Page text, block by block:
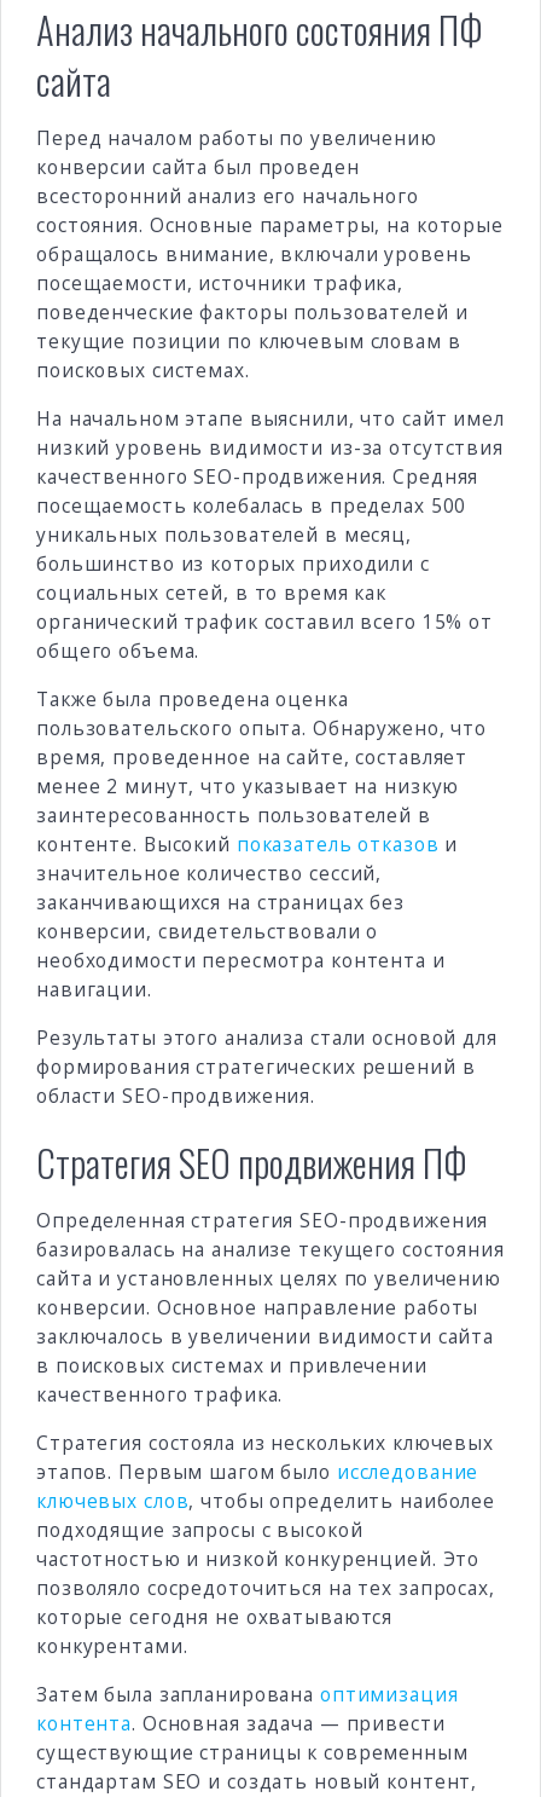
Анализ начального состояния ПФ
сайта
Перед началом работы по увеличению
конверсии сайта был проведен
всесторонний анализ его начального
состояния. Основные параметры, на которые
обращалось внимание, включали уровень
посещаемости, источники трафика,
поведенческие факторы пользователей и
текущие позиции по ключевым словам в
поисковых системах.
На начальном этапе выяснили, что сайт имел
низкий уровень видимости из-за отсутствия
качественного SEO-продвижения. Средняя
посещаемость колебалась в пределах 500
уникальных пользователей в месяц,
большинство из которых приходили с
социальных сетей, в то время как
органический трафик составил всего 15% от
общего объема.
Также была проведена оценка
пользовательского опыта. Обнаружено, что
время, проведенное на сайте, составляет
менее 2 минут, что указывает на низкую
заинтересованность пользователей в
контенте. Высокий показатель отказов и
значительное количество сессий,
заканчивающихся на страницах без
конверсии, свидетельствовали о
необходимости пересмотра контента и
навигации.
Результаты этого анализа стали основой для
формирования стратегических решений в
области SEO-продвижения.
Стратегия SEO продвижения ПФ
Определенная стратегия SEO-продвижения
базировалась на анализе текущего состояния
сайта и установленных целях по увеличению
конверсии. Основное направление работы
заключалось в увеличении видимости сайта
в поисковых системах и привлечении
качественного трафика.
Стратегия состояла из нескольких ключевых
этапов. Первым шагом было исследование
ключевых слов, чтобы определить наиболее
подходящие запросы с высокой
частотностью и низкой конкуренцией. Это
позволяло сосредоточиться на тех запросах,
которые сегодня не охватываются
конкурентами.
Затем была запланирована оптимизация
контента. Основная задача — привести
существующие страницы к современным
стандартам SEO и создать новый контент,